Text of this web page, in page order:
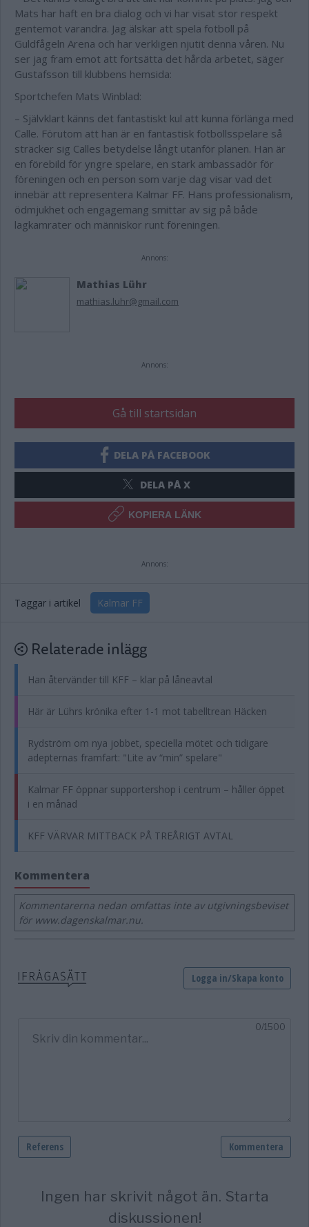
Mats har haft en bra dialog och vi har visat stor respekt
gentemot varandra. Jag älskar att spela fotboll på
Guldfågeln Arena och har verkligen njutit denna våren. Nu
ser jag fram emot att fortsätta det hårda arbetet, säger
Gustafsson till klubbens hemsida:
Sportchefen Mats Winblad:
– Självklart känns det fantastiskt kul att kunna förlänga med
Calle. Förutom att han är en fantastisk fotbollsspelare så
sträcker sig Calles betydelse långt utanför planen. Han är
en förebild för yngre spelare, en stark ambassadör för
föreningen och en person som varje dag visar vad det
innebär att representera Kalmar FF. Hans professionalism,
ödmjukhet och engagemang smittar av sig på både
lagkamrater och människor runt föreningen.
Annons:
Mathias Lühr
mathias.luhr@gmail.com
Annons:
Gå till startsidan
DELA PÅ FACEBOOK
DELA PÅ X
KOPIERA LÄNK
Annons:
Taggar i artikel Kalmar FF
Relaterade inlägg
Han återvänder till KFF – klar på låneavtal
Här är Lührs krönika efter 1-1 mot tabelltrean Häcken
Rydström om nya jobbet, speciella mötet och tidigare
adepternas framfart: "Lite av “min” spelare"
Kalmar FF öppnar supportershop i centrum – håller öppet
i en månad
KFF VÄRVAR MITTBACK PÅ TREÅRIGT AVTAL
Kommentera
Kommentarerna nedan omfattas inte av utgivningsbeviset
för www.dagenskalmar.nu.